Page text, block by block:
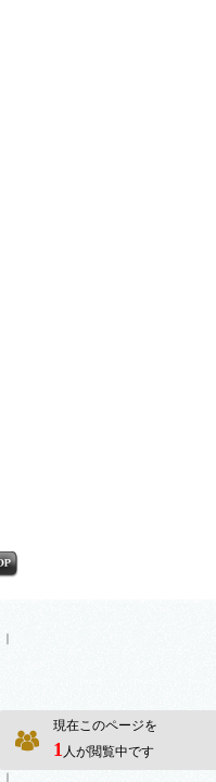
現在このページを
1 人が閲覧中です
｜
｜